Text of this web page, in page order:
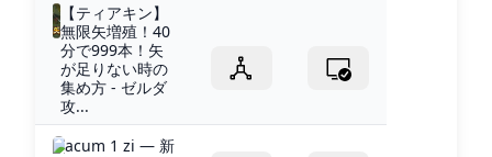
【ティアキン】
無限矢増殖！40
分で999本！矢
が足りない時の
集め方 - ゼルダ
攻...
acum 1 zi — 新